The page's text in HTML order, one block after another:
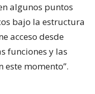
algunos puntos
bajo la estructura
acceso desde
funciones y las
este momento”.